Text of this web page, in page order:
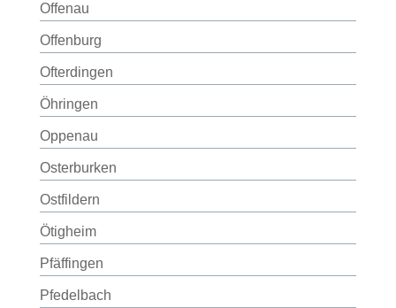
Offenau
Offenburg
Ofterdingen
Öhringen
Oppenau
Osterburken
Ostfildern
Ötigheim
Pfäffingen
Pfedelbach